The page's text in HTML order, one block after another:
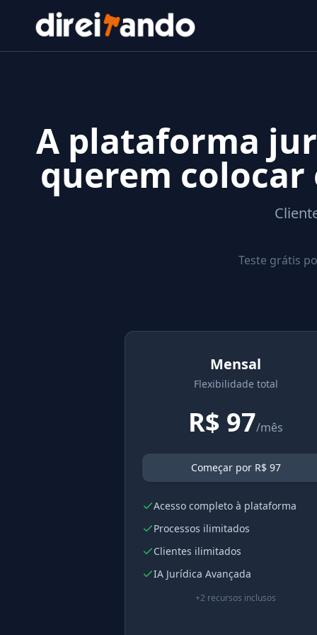
A plataforma
querem
Teste grátis
Mensal
Flexibilidade total
R$ 97/mês
Começar por R$ 97
Acesso completo à plataforma
Processos ilimitados
Clientes ilimitados
IA Jurídica Avançada
+2 recursos inclusos